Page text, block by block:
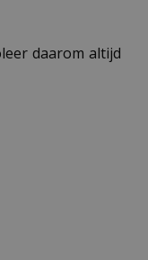
daarom altijd